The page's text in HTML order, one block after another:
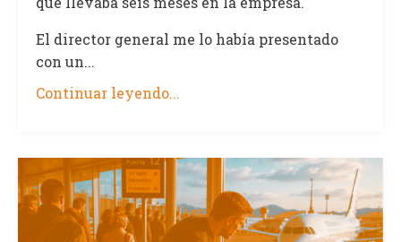
El director general me lo había presentado
con un...
Continuar leyendo...